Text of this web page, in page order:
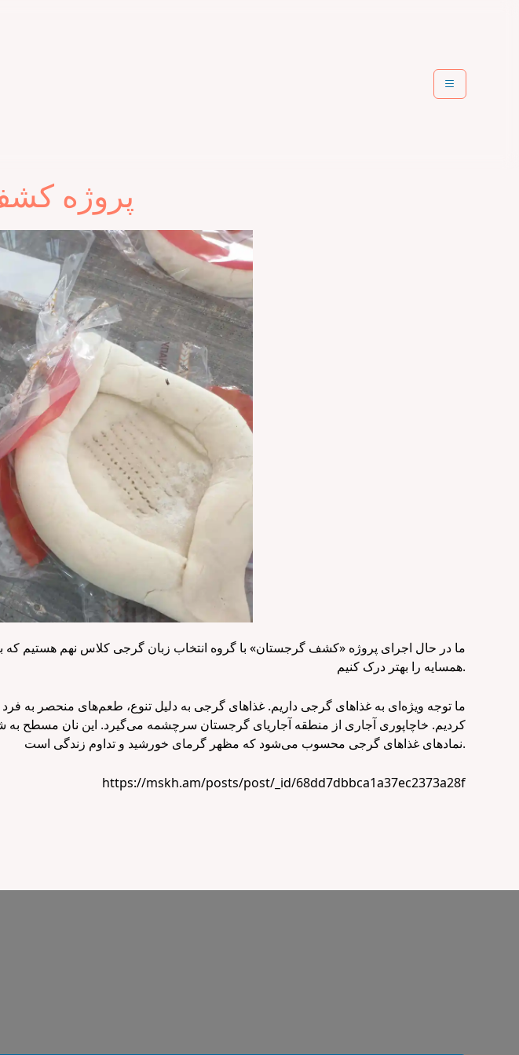
پروژه
ما در حال اجرای پروژه «کشف گرجستان» با گروه انتخاب زبان گرجی کلاس نهم هستیم
همسایه را بهتر درک کنیم.
ما توجه ویژه‌ای به غذاهای گرجی داریم. غذاهای گرجی به دلیل تنوع، طعم‌های منحصر به
کردیم. خاچاپوری آجاری از منطقه آجاریای گرجستان سرچشمه می‌گیرد. این نان مسطح
نمادهای غذاهای گرجی محسوب می‌شود که مظهر گرمای خورشید و تداوم زندگی است.
https://mskh.am/posts/post/_id/68dd7dbbca1a37ec2373a28f